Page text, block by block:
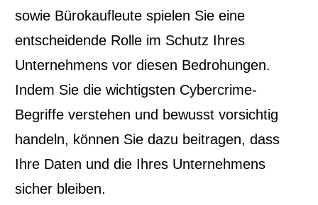
sowie Bürokaufleute spielen Sie eine
entscheidende Rolle im Schutz Ihres
Unternehmens vor diesen Bedrohungen.
Indem Sie die wichtigsten Cybercrime-
Begriffe verstehen und bewusst vorsichtig
handeln, können Sie dazu beitragen, dass
Ihre Daten und die Ihres Unternehmens
sicher bleiben.